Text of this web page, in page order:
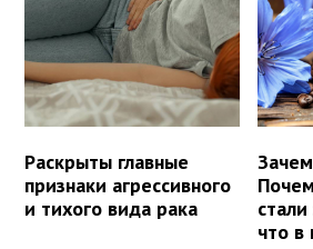
Раскрыты главные
признаки агрессивного
и тихого вида рака
что в